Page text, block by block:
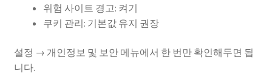
위험 사이트 경고: 켜기
쿠키 관리: 기본값 유지 권장
설정 → 개인정보 및 보안 메뉴에서 한 번만 확인해두면 됩
니다.